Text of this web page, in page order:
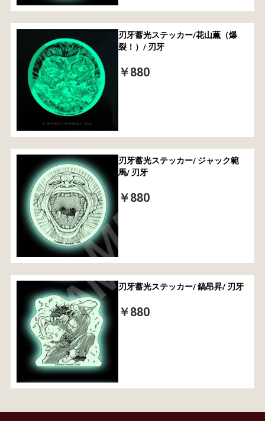
刃牙蓄光ステッカー/花山薫（爆
裂！）/ 刃牙
￥880
刃牙蓄光ステッカー/ ジャック範
馬/ 刃牙
￥880
刃牙蓄光ステッカー/ 鎬昂昇/ 刃牙
￥880